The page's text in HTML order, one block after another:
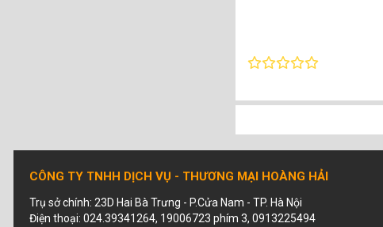
CÔNG TY TNHH DỊCH VỤ - THƯƠNG MẠI HOÀNG HẢI
Trụ sở chính: 23D Hai Bà Trưng - P.Cửa Nam - TP. Hà Nội
Điện thoại: 024.39341264, 19006723 phím 3, 0913225494